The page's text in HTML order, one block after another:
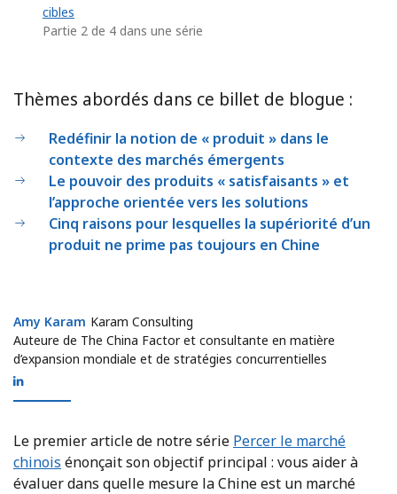
cibles
Partie 2 de 4 dans une série
Thèmes abordés dans ce billet de blogue :
Redéfinir la notion de « produit » dans le
contexte des marchés émergents
Le pouvoir des produits « satisfaisants » et
l’approche orientée vers les solutions
Cinq raisons pour lesquelles la supériorité d’un
produit ne prime pas toujours en Chine
Amy Karam
Amy Karam
Auteure de The China Factor et consultante en matière
d’expansion mondiale et de stratégies concurrentielles
Karam Consulting
Le premier article de notre série Percer le marché
chinois énonçait son objectif principal : vous aider à
évaluer dans quelle mesure la Chine est un marché